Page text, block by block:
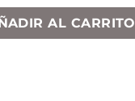
AL CARRITO